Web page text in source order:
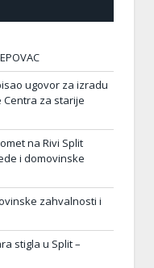
ugovor za izradu
za starije
na Rivi Split
i domovinske
zahvalnosti i
stigla u Split –